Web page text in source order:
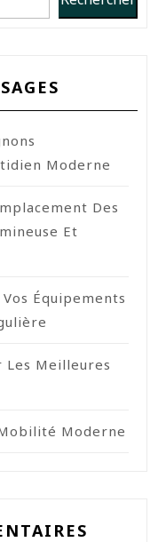
Moderne
Des
Et
Équipements
Les Meilleures
Moderne